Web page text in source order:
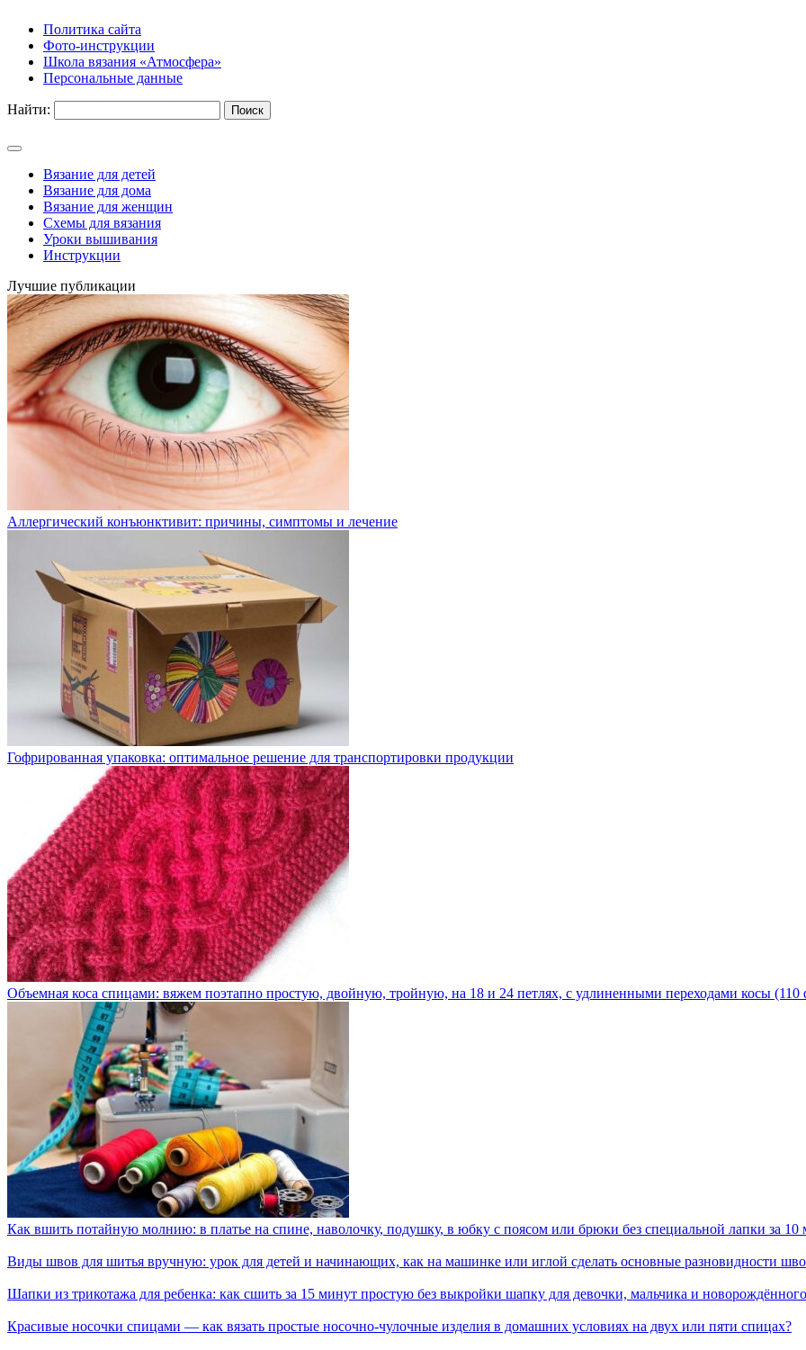
Политика сайта
Фото-инструкции
Школа вязания «Атмосфера»
Персональные данные
Найти:
Вязание для детей
Вязание для дома
Вязание для женщин
Схемы для вязания
Уроки вышивания
Инструкции
Лучшие публикации
Аллергический конъюнктивит: причины, симптомы и лечение
Гофрированная упаковка: оптимальное решение для транспортировки продукции
Объемная коса спицами: вяжем поэтапно простую, двойную, тройную, на 18 и 24 петлях, с удлиненными переходами косы (110
Как вшить потайную молнию: в платье на спине, наволочку, подушку, в юбку с поясом или брюки без специальной лапки за 10
Виды швов для шитья вручную: урок для детей и начинающих, как на машинке или иглой сделать основные разновидности
Шапки из трикотажа для ребенка: как сшить за 15 минут простую без выкройки шапку для девочки, мальчика и
Красивые носочки спицами — как вязать простые носочно-чулочные изделия в домашних условиях на двух или пяти спицах?